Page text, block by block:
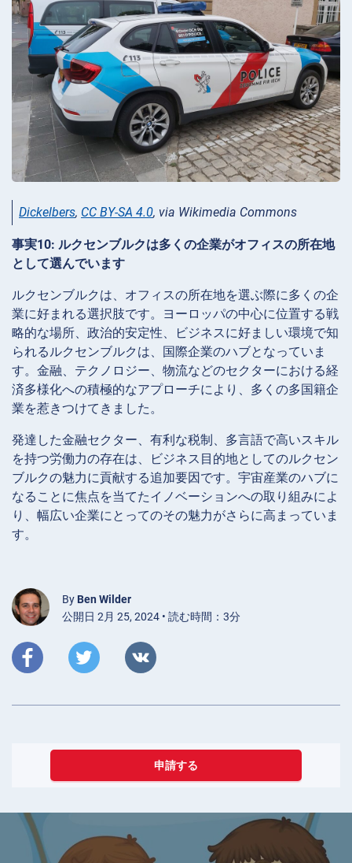
Dickelbers, CC BY-SA 4.0, via Wikimedia Commons
事実10: ルクセンブルクは多くの企業がオフィスの所在地
として選んでいます
ルクセンブルクは、オフィスの所在地を選ぶ際に多くの企
業に好まれる選択肢です。ヨーロッパの中心に位置する戦
略的な場所、政治的安定性、ビジネスに好ましい環境で知
られるルクセンブルクは、国際企業のハブとなっていま
す。金融、テクノロジー、物流などのセクターにおける経
済多様化への積極的なアプローチにより、多くの多国籍企
業を惹きつけてきました。
発達した金融セクター、有利な税制、多言語で高いスキル
を持つ労働力の存在は、ビジネス目的地としてのルクセン
ブルクの魅力に貢献する追加要因です。宇宙産業のハブに
なることに焦点を当てたイノベーションへの取り組みによ
り、幅広い企業にとってのその魅力がさらに高まっていま
す。
By Ben Wilder
公開日 2月 25, 2024 • 読む時間：3分
申請する